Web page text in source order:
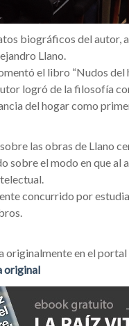
biográficos del autor,
Llano.
el libro “Nudos del
logró de la filosofía
del hogar como
las obras de Llano
sobre el modo en que al
concurrido por
en el
original